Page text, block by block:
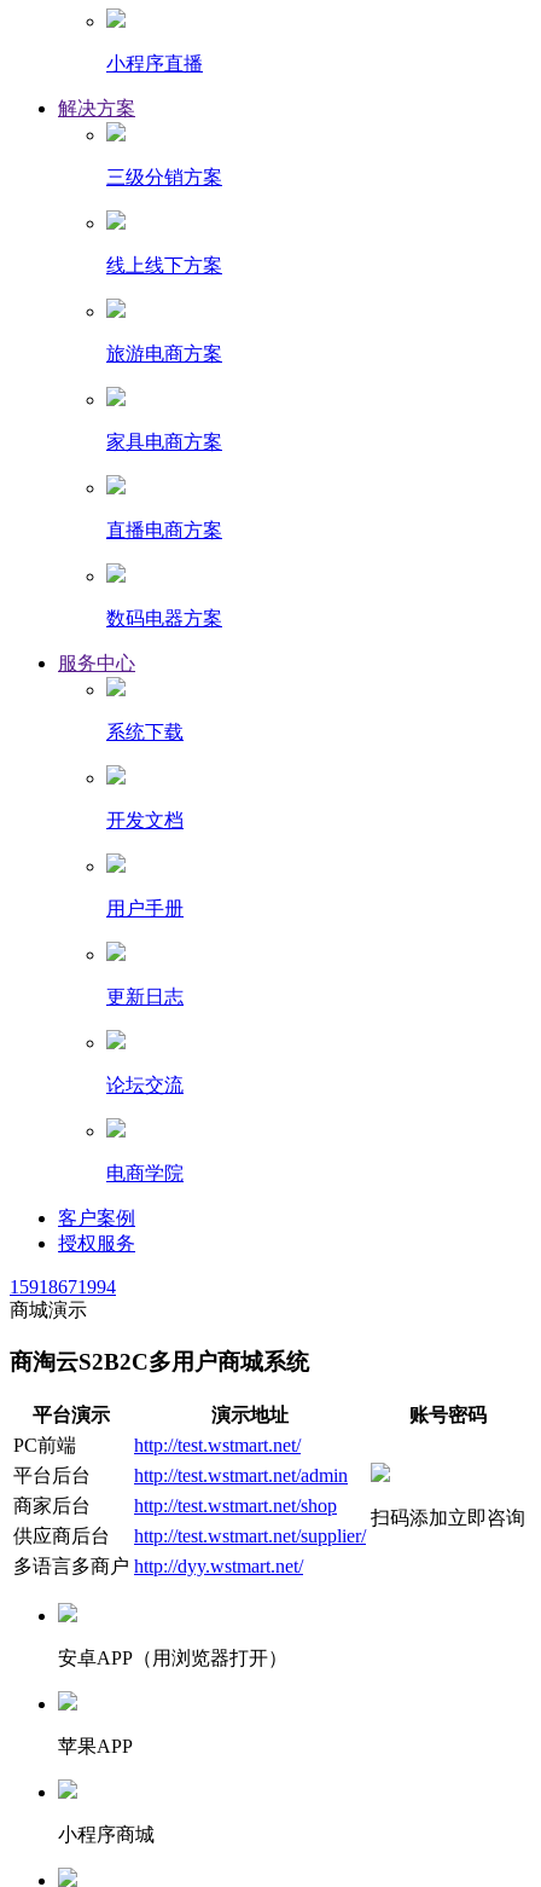
小程序直播
解决方案
三级分销方案
线上线下方案
旅游电商方案
家具电商方案
直播电商方案
数码电器方案
服务中心
系统下载
开发文档
用户手册
更新日志
论坛交流
电商学院
客户案例
授权服务
15918671994
商城演示
商淘云S2B2C多用户商城系统
平台演示 演示地址
账号密码
PC前端
http://test.wstmart.net/
扫码添加立即咨询
平台后台
http://test.wstmart.net/admin
商家后台
http://test.wstmart.net/shop
供应商后台
http://test.wstmart.net/supplier/
多语言多商户 http://dyy.wstmart.net/
安卓APP（用浏览器打开）
苹果APP
小程序商城